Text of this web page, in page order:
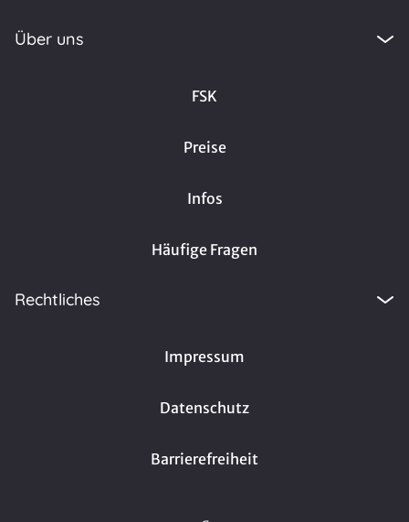
Über uns
FSK
Preise
Infos
Häufige Fragen
Rechtliches
Impressum
Datenschutz
Barrierefreiheit